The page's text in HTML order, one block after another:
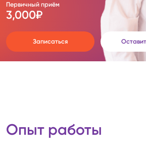
Первичный приём
3,000₽
Записаться
Опыт работы